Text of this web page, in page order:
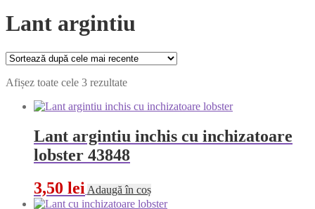
Lant argintiu
Afișez toate cele 3 rezultateSortat
cele
recente
Lant argintiu inchis cu inchizatoare
lobster 43848
3,50 lei Adaugă în coș